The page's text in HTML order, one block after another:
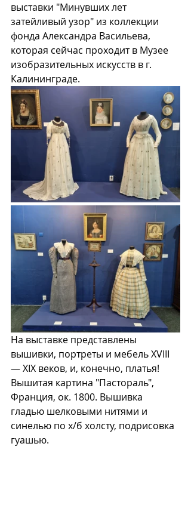
выставки "Минувших лет
затейливый узор" из коллекции
фонда Александра Васильева,
которая сейчас проходит в Музее
изобразительных искусств в г.
Калининграде.
На выставке представлены
вышивки, портреты и мебель XVIII
— XIX веков, и, конечно, платья!
Вышитая картина "Пастораль",
Франция, ок. 1800. Вышивка
гладью шелковыми нитями и
синелью по х/б холсту, подрисовка
гуашью.